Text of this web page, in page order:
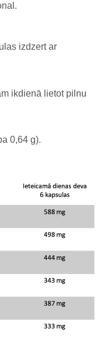
izdzert ar
ikdienā lietot pilnu
0,64 g).